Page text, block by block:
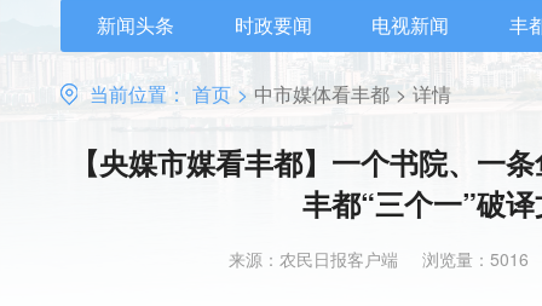
新闻头条 时政要闻 电视新闻 丰
当前位置： 首页 > 中市媒体看丰都 > 详情
【央媒市媒看丰都】一个书院、
丰都“三个一”破
来源：农民日报客户端 浏览量：5016